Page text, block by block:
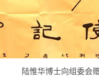
陆惟华博士向组委会